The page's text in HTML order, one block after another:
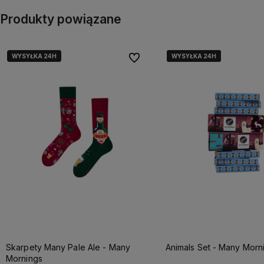
Produkty powiązane
WYSYŁKA 24H
Skarpety Many Pale Ale - Many
Mornings
Do ulubionychWYSYŁKA 24H
WYSYŁKA 24H
WYSYŁKA 24H
Animals Set - Many